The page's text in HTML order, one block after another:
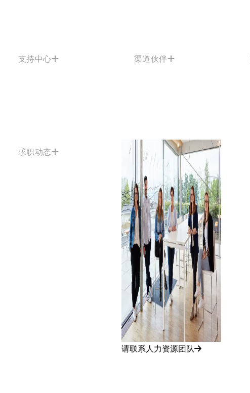
支持中心 渠道伙伴
求职动态
请联系人力资源团队